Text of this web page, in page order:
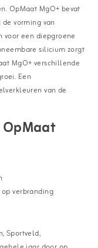
OpMaat MgO+ bevat
vorming van
voor een diepgroene
silicium zorgt
MgO+ verschillende
Een
van de
verbranding
Sportveld,